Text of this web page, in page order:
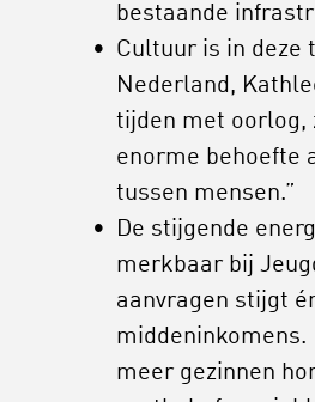
bestaande
Cultuur is in deze
Nederland,
tijden met oorlog,
enorme behoefte
tussen mensen.”
De stijgende
merkbaar bij
aanvragen stijgt
middeninkomens.
meer gezinnen